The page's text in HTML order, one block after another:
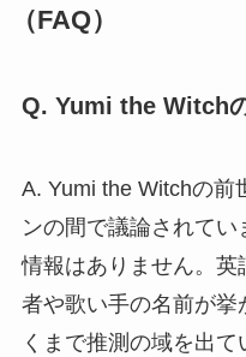
（FAQ）
Q. Yumi the Witch
A. Yumi the Witchの前
ンの間で議論されて
情報はありません。
者や歌い手の名前が
くまで推測の域を出て